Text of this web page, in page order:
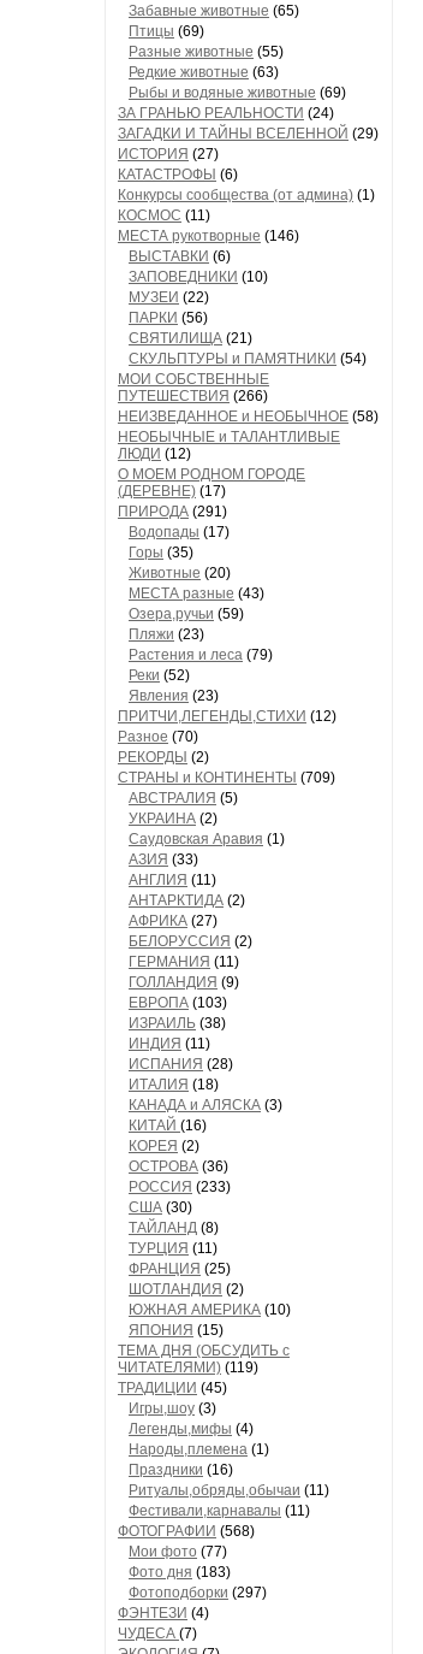
Забавные животные (65)
Птицы (69)
Разные животные (55)
Редкие животные (63)
Рыбы и водяные животные (69)
ЗА ГРАНЬЮ РЕАЛЬНОСТИ (24)
ЗАГАДКИ И ТАЙНЫ ВСЕЛЕННОЙ (29)
ИСТОРИЯ (27)
КАТАСТРОФЫ (6)
Конкурсы сообщества (от админа) (1)
КОСМОС (11)
МЕСТА рукотворные (146)
ВЫСТАВКИ (6)
ЗАПОВЕДНИКИ (10)
МУЗЕИ (22)
ПАРКИ (56)
СВЯТИЛИЩА (21)
СКУЛЬПТУРЫ и ПАМЯТНИКИ (54)
МОИ СОБСТВЕННЫЕ
ПУТЕШЕСТВИЯ (266)
НЕИЗВЕДАННОЕ и НЕОБЫЧНОЕ (58)
НЕОБЫЧНЫЕ и ТАЛАНТЛИВЫЕ
ЛЮДИ (12)
О МОЕМ РОДНОМ ГОРОДЕ
(ДЕРЕВНЕ) (17)
ПРИРОДА (291)
Водопады (17)
Горы (35)
Животные (20)
МЕСТА разные (43)
Озера,ручьи (59)
Пляжи (23)
Растения и леса (79)
Реки (52)
Явления (23)
ПРИТЧИ,ЛЕГЕНДЫ,СТИХИ (12)
Разное (70)
РЕКОРДЫ (2)
СТРАНЫ и КОНТИНЕНТЫ (709)
АВСТРАЛИЯ (5)
УКРАИНА (2)
Саудовская Аравия (1)
АЗИЯ (33)
АНГЛИЯ (11)
АНТАРКТИДА (2)
АФРИКА (27)
БЕЛОРУССИЯ (2)
ГЕРМАНИЯ (11)
ГОЛЛАНДИЯ (9)
ЕВРОПА (103)
ИЗРАИЛЬ (38)
ИНДИЯ (11)
ИСПАНИЯ (28)
ИТАЛИЯ (18)
КАНАДА и АЛЯСКА (3)
КИТАЙ (16)
КОРЕЯ (2)
ОСТРОВА (36)
РОССИЯ (233)
США (30)
ТАЙЛАНД (8)
ТУРЦИЯ (11)
ФРАНЦИЯ (25)
ШОТЛАНДИЯ (2)
ЮЖНАЯ АМЕРИКА (10)
ЯПОНИЯ (15)
ТЕМА ДНЯ (ОБСУДИТЬ с
ЧИТАТЕЛЯМИ) (119)
ТРАДИЦИИ (45)
Игры,шоу (3)
Легенды,мифы (4)
Народы,племена (1)
Праздники (16)
Ритуалы,обряды,обычаи (11)
Фестивали,карнавалы (11)
ФОТОГРАФИИ (568)
Мои фото (77)
Фото дня (183)
Фотоподборки (297)
ФЭНТЕЗИ (4)
ЧУДЕСА (7)